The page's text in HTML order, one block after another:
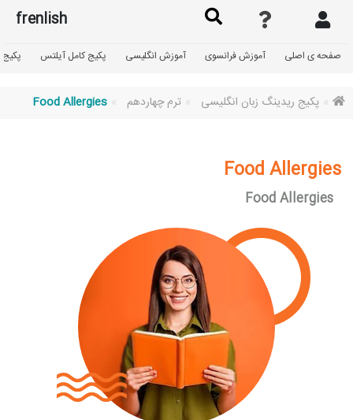
frenlish
صفحه ی اصلی آموزش فرانسوی آموزش انگلیسی پکیج کامل آیلتس پکیج
پکیج ریدینگ زبان انگلیسی ترم چهاردهم Food Allergies
Food Allergies
Food Allergies